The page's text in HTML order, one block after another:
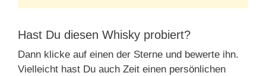
Hast Du diesen Whisky probiert?
Dann klicke auf einen der Sterne und bewerte ihn.
Vielleicht hast Du auch Zeit einen persönlichen